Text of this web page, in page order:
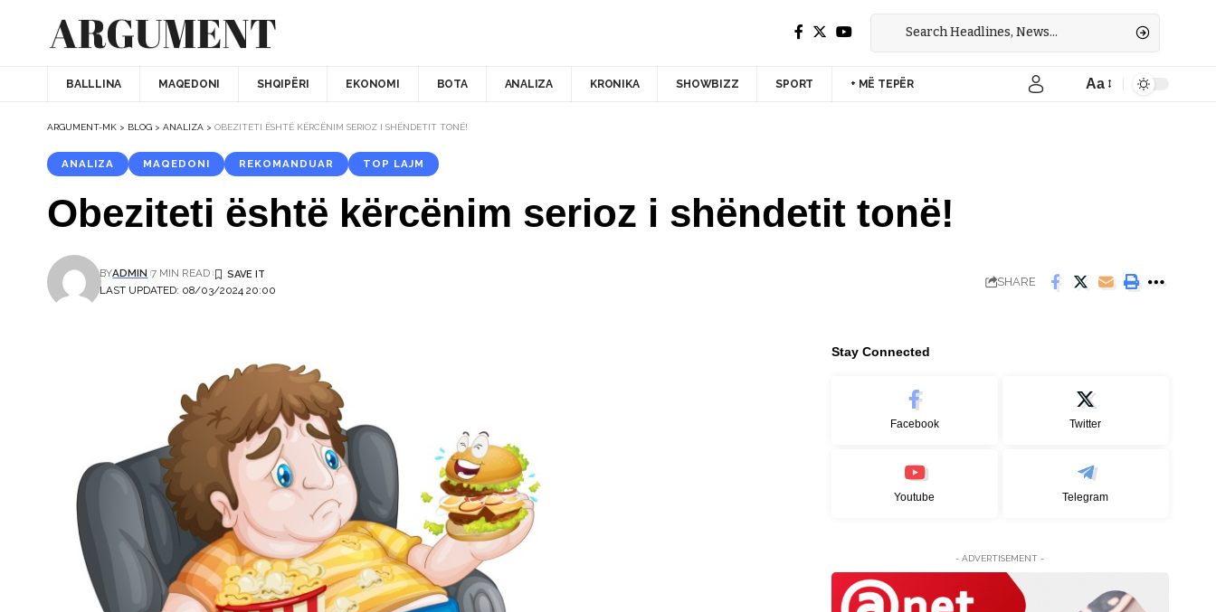
BALLLINA MAQEDONI SHQIPËRI EKONOMI BOTA ANALIZA KRONIKA SHOWBIZZ SPORT + MË TEPËR Aa
ARGUMENT-MK > BLOG > ANALIZA > OBEZITETI ËSHTË KËRCËNIM SERIOZ I SHËNDETIT TONË!
ANALIZA MAQEDONI REKOMANDUAR TOP LAJM
Obeziteti është kërcënim serioz i shëndetit tonë!
LAST UPDATED: 08/03/2024 20:00
BYADMIN 7 MIN READ
SHARE
Stay Connected
Facebook Twitter
Youtube Telegram
- ADVERTISEMENT -